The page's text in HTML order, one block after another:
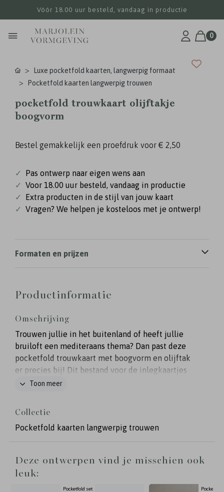
Vóór 18.00 uur besteld, vandaag in productie
0
Luxe pocketfold kaarten, langwerpig formaat
Pocketfold kaarten langwerpig trouwen
pocketfold trouwkaart olijftakje
boogvorm
Bestel gemakkelijk een proefdruk voor € 2,50
✓
Pas ontwerp naar eigen wens aan
✓ Voor 18.00 uur besteld, vandaag in productie
✓
Extra producten in de stijl van jouw kaart
✓ Vragen? We helpen je kosteloos met je ontwerp!
Formaten en prijzen
Productinformatie
Omschrijving
Trouwen jullie in het buitenland of heeft jullie
bruiloft een mediteraans thema? Dan past deze
pocketfold trouwkaart met boogvorm en olijftak
er precies bij! Dit bestand voor de inlegkaartjes
kun je zelf nog naar wens aanpassen. De
de kaart en de overige inlegkaartjes schuif je in
het mapje. Formaten: 17x11 cm, 17x10,5 cm,
Toon meer
Collectie
Pocketfold kaarten langwerpig trouwen
Deze ontwerpen vind je misschien ook
leuk:
Pocketfold set Pocketfold